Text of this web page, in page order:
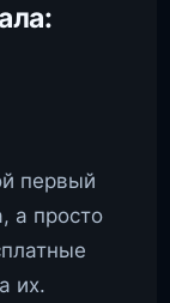
первый
а просто
их.